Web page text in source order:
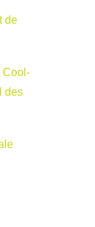
de
Cool-
des